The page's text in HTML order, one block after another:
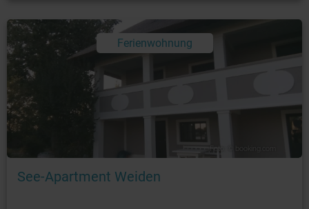
Ferienwohnung
Foto: © booking.com
See-Apartment Weiden